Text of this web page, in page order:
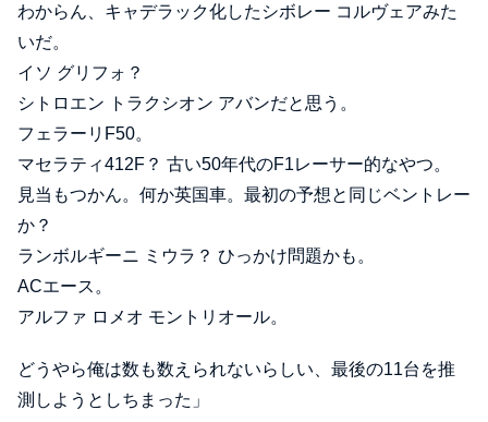
わからん、キャデラック化したシボレー コルヴェアみた
いだ。
イソ グリフォ？
シトロエン トラクシオン アバンだと思う。
フェラーリF50。
マセラティ412F？ 古い50年代のF1レーサー的なやつ。
見当もつかん。何か英国車。最初の予想と同じベントレー
か？
ランボルギーニ ミウラ？ ひっかけ問題かも。
ACエース。
アルファ ロメオ モントリオール。
どうやら俺は数も数えられないらしい、最後の11台を推
測しようとしちまった」